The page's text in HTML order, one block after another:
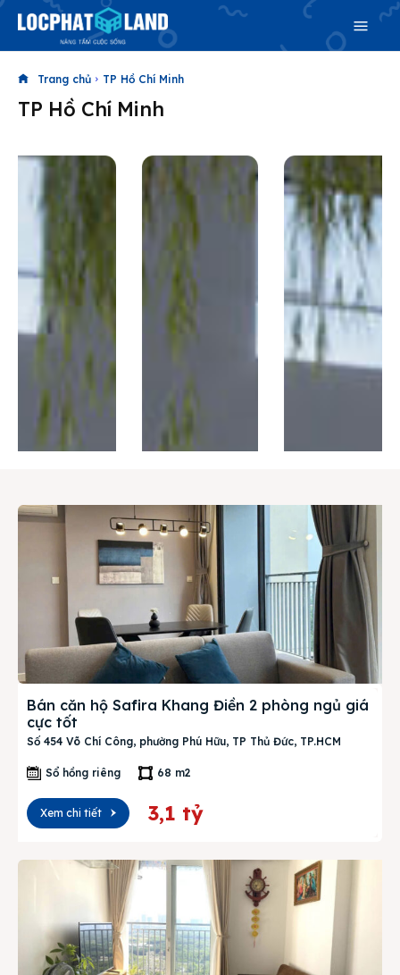
Search
Phiên bản cập nhật V3
& tìm kiếm nhanh chóng hơn
Trang chủ
Dự án
Mua bán
Cho thuê
Thị trường
Search
Trang chủ TP Hồ Chí Minh
TP Hồ Chí Minh
Bán căn hộ Safira Khang Điền 2 phòng ngủ giá
cực tốt
Số 454 Võ Chí Công, phường Phú Hữu, TP Thủ Đức, TP.HCM
Sổ hồng riêng 68 m2
Xem chi tiết 3,1 tỷ